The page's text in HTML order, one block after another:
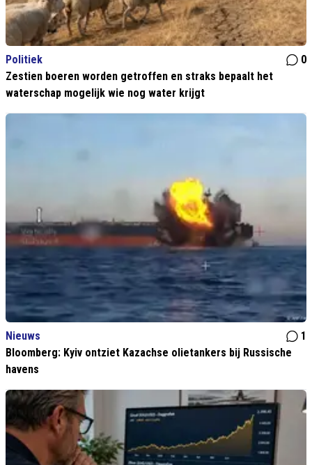
Politiek
0
Zestien boeren worden getroffen en straks bepaalt het
waterschap mogelijk wie nog water krijgt
Nieuws
1
Bloomberg: Kyiv ontziet Kazachse olietankers bij Russische
havens